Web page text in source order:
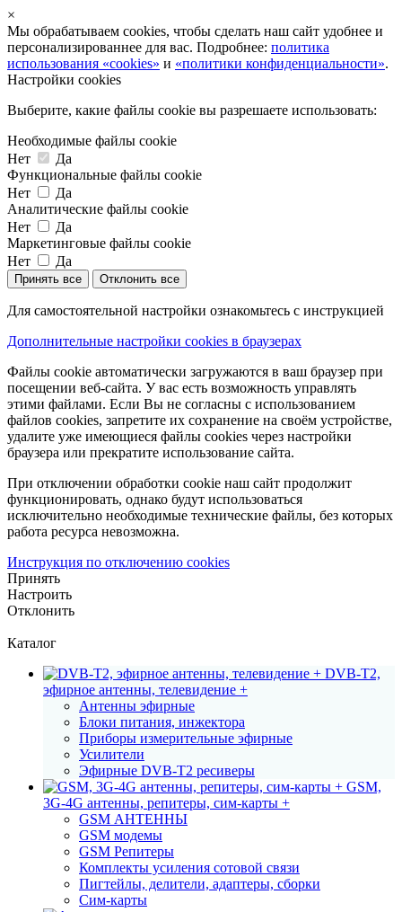
×
Мы обрабатываем cookies, чтобы сделать наш сайт удобнее и
персонализированнее для вас. Подробнее: политика
использования «cookies» и «политики конфиденциальности».
Настройки cookies
Выберите, какие файлы cookie вы разрешаете использовать:
Необходимые файлы cookie
Нет
Да
Функциональные файлы cookie
Нет
Да
Аналитические файлы cookie
Нет
Да
Маркетинговые файлы cookie
Нет
Да
Принять все Отклонить все
Для самостоятельной настройки ознакомьтесь с инструкцией
Дополнительные настройки cookies в браузерах
Файлы cookie автоматически загружаются в ваш браузер при
посещении веб-сайта. У вас есть возможность управлять
этими файлами. Если Вы не согласны с использованием
файлов cookies, запретите их сохранение на своём устройстве,
удалите уже имеющиеся файлы cookies через настройки
браузера или прекратите использование сайта.
При отключении обработки cookie наш сайт продолжит
функционировать, однако будут использоваться
исключительно необходимые технические файлы, без которых
работа ресурса невозможна.
Инструкция по отключению cookies
Принять
Настроить
Отклонить
Каталог
DVB-T2,
эфирное антенны, телевидение +
Антенны эфирные
Блоки питания, инжектора
Приборы измерительные эфирные
Усилители
Эфирные DVB-T2 ресиверы
GSM,
3G-4G антенны, репитеры, сим-карты +
GSM АНТЕННЫ
GSM модемы
GSM Репитеры
Комплекты усиления сотовой связи
Пигтейлы, делители, адаптеры, сборки
Сим-карты